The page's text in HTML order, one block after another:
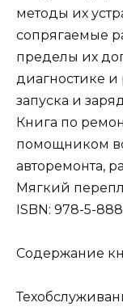
методы их
сопрягаемые
пределы их
диагностике
запуска и
Книга по
помощником
авторемонта,
Мягкий
ISBN: 978-5-
Содержание